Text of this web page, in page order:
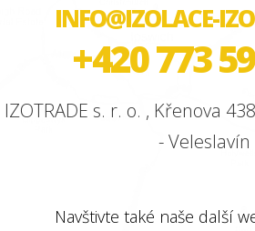
INFO@IZOLACE-
+420 773
IZOTRADE s. r. o. , Křenova
- Veleslavín
Navštivte také naše další